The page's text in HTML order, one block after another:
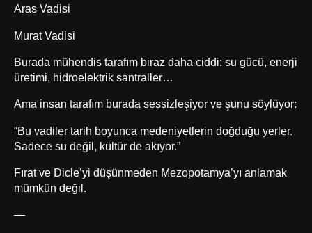
Aras Vadisi
Murat Vadisi
Burada mühendis tarafım biraz daha ciddi: su gücü, enerji
üretimi, hidroelektrik santraller…
Ama insan tarafım burada sessizleşiyor ve şunu söylüyor:
“Bu vadiler tarih boyunca medeniyetlerin doğduğu yerler.
Sadece su değil, kültür de akıyor.”
Fırat ve Dicle’yi düşünmeden Mezopotamya’yı anlamak
mümkün değil.
—